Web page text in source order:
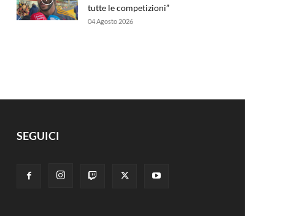
tutte le competizioni”
04 Agosto 2026
SEGUICI